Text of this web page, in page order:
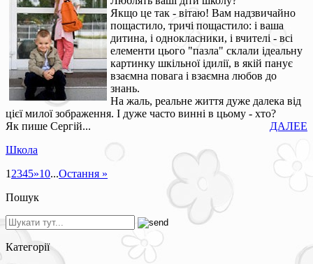
Якщо це так - вітаю! Вам надзвичайно
пощастило, тричі пощастило: і ваша
дитина, і однокласники, і вчителі - всі
елементи цього "пазла" склали ідеальну
картинку шкільної ідилії, в якій панує
взаємна повага і взаємна любов до
знань.
На жаль, реальне життя дуже далека від
цієї милої зображення. І дуже часто винні в цьому - хто?
Як пише Сергій...
ДАЛЕЕ
Школа
1 2345»10...Остання »
Пошук
Категорії